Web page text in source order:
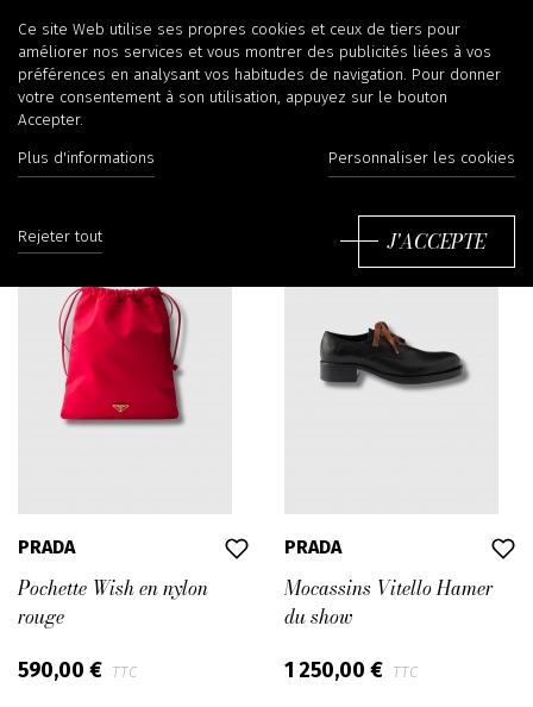
Vêtements
PRADA
Pochette Wish en nylon
rouge
590,00 € TTC
PRADA
Mocassins Vitello Hamer
du show
1 250,00 € TTC
Ce site Web utilise ses propres cookies et ceux de tiers pour
améliorer nos services et vous montrer des publicités liées à vos
préférences en analysant vos habitudes de navigation. Pour donner
votre consentement à son utilisation, appuyez sur le bouton
Accepter.
Plus d'informations Personnaliser les cookies
Rejeter tout J'ACCEPTE